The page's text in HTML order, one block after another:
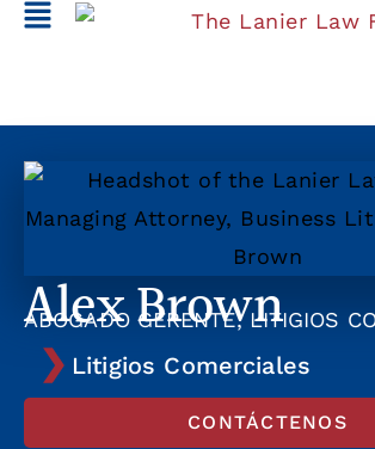
Alex Brown
ABOGADO GERENTE, LITIGIOS
Litigios Comerciales
CONTÁCTENOS